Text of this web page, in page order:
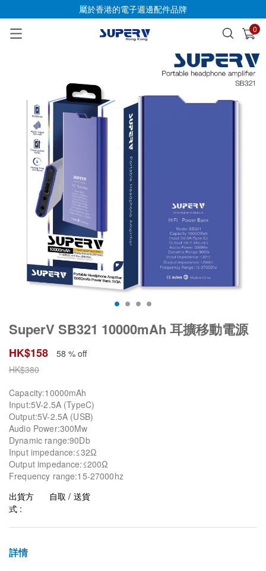
屬於香港的電子週邊配件品牌
0
已加入購物車 查看
SuperV SB321 10000mAh 耳擴移動電源
HK$158
58 % off
HK$380
Capacity:10000mAh
Input:5V-2.5A (TypeC)
Output:5V-2.5A (USB)
Audio Power:300Mw
Dynamic range:90Db
Input impedance:≤32Ω
Output impedance:≤200Ω
Frequency range:15-27000hz
出貨方
式 :
自取 / 送貨
詳情